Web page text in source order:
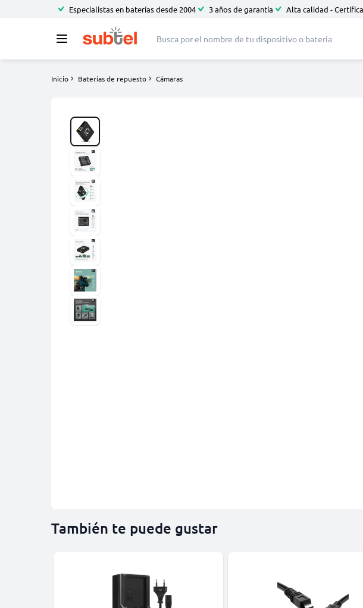
Especialistas en baterías desde 2004 3 años de garantía Alta calidad -
Inicio Baterías de repuesto Cámaras
También te puede gustar